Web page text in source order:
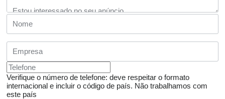
Verifique o número de telefone: deve respeitar o formato
internacional e incluir o código de país. Não trabalhamos com
este país